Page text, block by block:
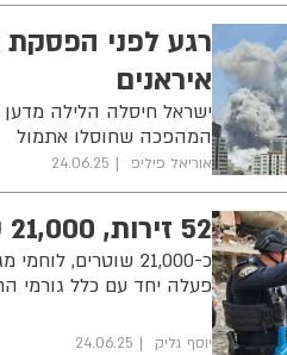
רגע לפני
איראנים
ישראל חיסלה הלילה מדען
המהפכה שחוסלו אתמול
אוריאל פיליפ 24.06.25
52 זירות, 21,000 שוטרים: המשטרה פעלה ללא הרף
פעלה יחד עם כלל גורמי
יוסף גליק 24.06.25